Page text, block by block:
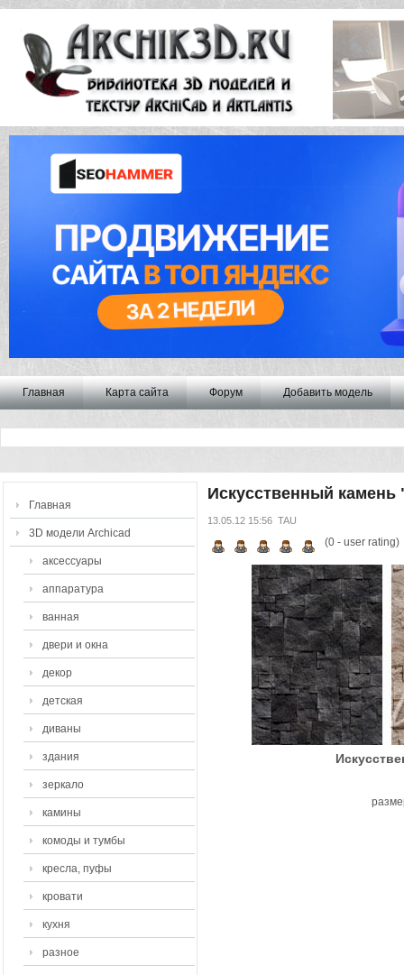
Главная Карта сайта Форум Добавить модель
Главная
3D модели Archicad
аксессуары
аппаратура
ванная
двери и окна
декор
детская
диваны
здания
зеркало
камины
комоды и тумбы
кресла, пуфы
кровати
кухня
разное
Искусственный камень
13.05.12 15:56 TAU
(0- user rating)